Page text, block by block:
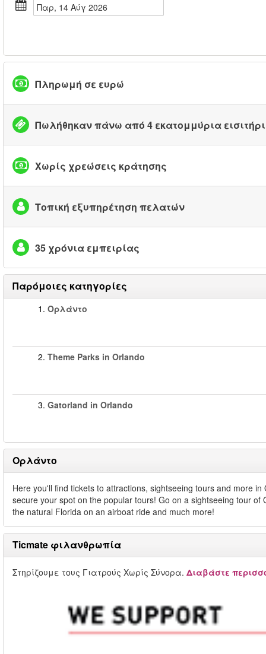
Παρ, 14 Αύγ 2026
Πληρωμή σε ευρώ
Πωλήθηκαν πάνω από 4 εκατομμύρια
Χωρίς χρεώσεις κράτησης
Τοπική εξυπηρέτηση πελατών
35 χρόνια εμπειρίας
Παρόμοιες κατηγορίες
1. Ορλάντο
2. Theme Parks in Orlando
3. Gatorland in Orlando
Ορλάντο
Here you'll find tickets to attractions, sightseeing tours and more
secure your spot on the popular tours! Go on a sightseeing tour
the natural Florida on an airboat ride and much more!
Ticmate φιλανθρωπία
Στηρίζουμε τους Γιατρούς Χωρίς Σύνορα. Διαβάστε